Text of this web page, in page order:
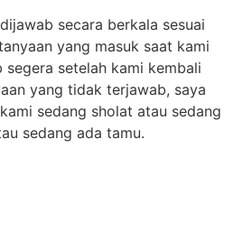
secara berkala sesuai
yang masuk saat kami
setelah kami kembali
yang tidak terjawab, saya
sedang sholat atau sedang
sedang ada tamu.